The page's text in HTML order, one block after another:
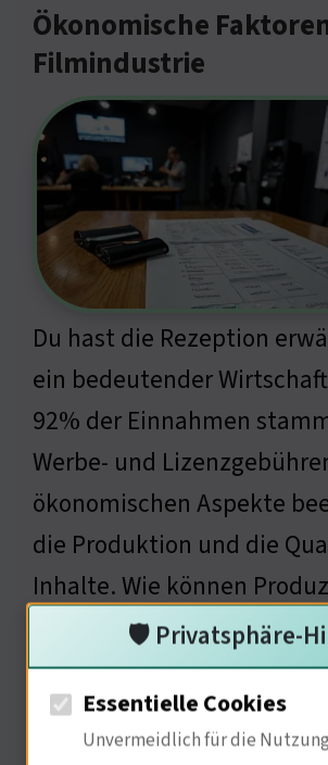
Ökonomische
Filmindustrie
Du hast die Rezeption
ein bedeutender
92% der Einnahmen
Werbe- und
ökonomischen Aspekte
die Produktion und die
Inhalte. Wie können
Balanceakt zwischen
künstlerischer Integrität
🛡️ Privatsphäre-
Essentielle Cookies
Unvermeidlich für die Nutzung